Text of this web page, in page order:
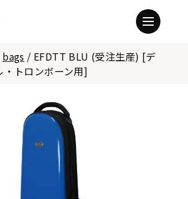
bags / EFDTT BLU (受注生産) [デ
トロンボーン用]